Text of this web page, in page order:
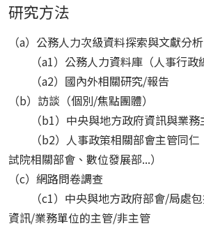
研究方法
（a）公務人力次級資料探索與文獻分析
（a1）公務人力資料庫（人事行政
（a2）國內外相關研究/報告
（b）訪談（個別/焦點團體）
（b1）中央與地方政府資訊與業務
（b2）人事政策相關部會主管同仁
試院相關部會、數位發展部...）
（c）網路問卷調查
（c1）中央與地方政府部會/局處包
資訊/業務單位的主管/非主管